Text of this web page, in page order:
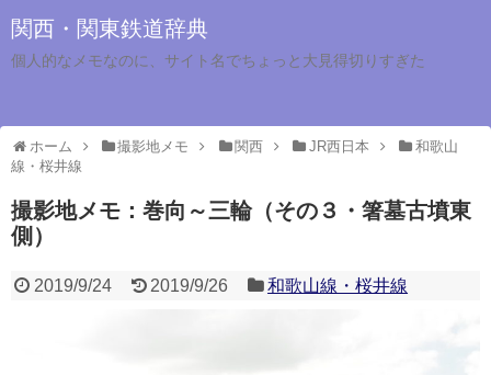
関西・関東鉄道辞典
個人的なメモなのに、サイト名でちょっと大見得切りすぎた
ホーム 撮影地メモ 関西 JR西日本
和歌山
線・桜井線
撮影地メモ：巻向～三輪（その３・箸墓古墳東
側）
2019/9/24 2019/9/26 和歌山線・桜井線